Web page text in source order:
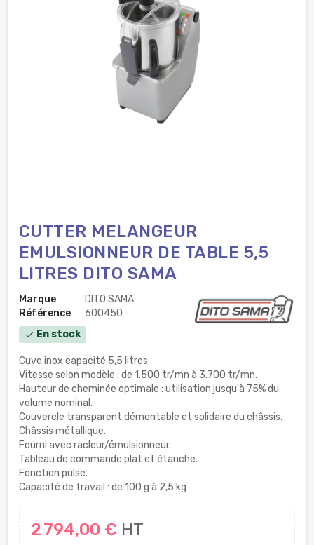
CUTTER MELANGEUR
EMULSIONNEUR DE TABLE 5,5
LITRES DITO SAMA
Marque
DITO SAMA
Référence
600450
check En stock
Cuve inox capacité 5,5 litres
Vitesse selon modèle : de 1.500 tr/mn à 3.700 tr/mn.
Hauteur de cheminée optimale : utilisation jusqu'à 75% du
volume nominal.
Couvercle transparent démontable et solidaire du châssis.
Châssis métallique.
Fourni avec racleur/émulsionneur.
Tableau de commande plat et étanche.
Fonction pulse.
Capacité de travail : de 100 g à 2,5 kg
2 794,00 € HT